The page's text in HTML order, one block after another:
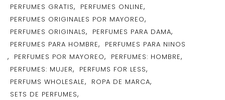
PERFUMES GRATIS, PERFUMES ONLINE,
PERFUMES ORIGINALES POR MAYOREO,
PERFUMES ORIGINALS, PERFUMES PARA DAMA,
PERFUMES PARA HOMBRE, PERFUMES PARA NINOS
, PERFUMES POR MAYOREO, PERFUMES: HOMBRE,
PERFUMES: MUJER, PERFUMS FOR LESS,
PERFUMS WHOLESALE, ROPA DE MARCA,
SETS DE PERFUMES,